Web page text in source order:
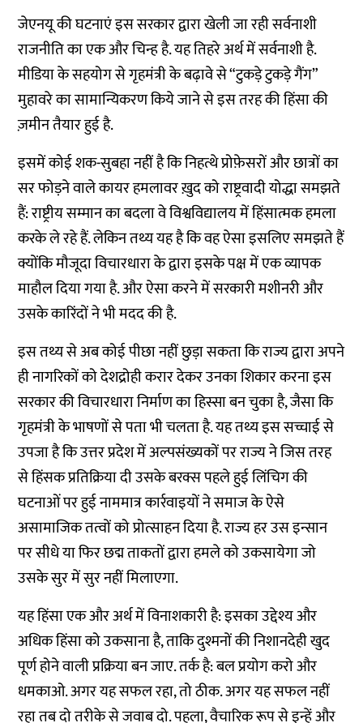
जेएनयू की घटनाएं इस सरकार द्वारा खेली जा रही सर्वनाशी
राजनीति का एक और चिन्ह है. यह तिहरे अर्थ में सर्वनाशी है.
मीडिया के सहयोग से गृहमंत्री के बढ़ावे से “टुकड़े टुकड़े गैंग”
मुहावरे का सामान्यिकरण किये जाने से इस तरह की हिंसा की
ज़मीन तैयार हुई है.
इसमें कोई शक-सुबहा नहीं है कि निहत्थे प्रोफ़ेसरों और छात्रों का
सर फोड़ने वाले कायर हमलावर ख़ुद को राष्ट्रवादी योद्धा समझते
हैं: राष्ट्रीय सम्मान का बदला वे विश्वविद्यालय में हिंसात्मक हमला
करके ले रहे हैं. लेकिन तथ्य यह है कि वह ऐसा इसलिए समझते हैं
क्योंकि मौजूदा विचारधारा के द्वारा इसके पक्ष में एक व्यापक
माहौल दिया गया है. और ऐसा करने में सरकारी मशीनरी और
उसके कारिंदों ने भी मदद की है.
इस तथ्य से अब कोई पीछा नहीं छुड़ा सकता कि राज्य द्वारा अपने
ही नागरिकों को देशद्रोही करार देकर उनका शिकार करना इस
सरकार की विचारधारा निर्माण का हिस्सा बन चुका है, जैसा कि
गृहमंत्री के भाषणों से पता भी चलता है. यह तथ्य इस सच्चाई से
उपजा है कि उत्तर प्रदेश में अल्पसंख्यकों पर राज्य ने जिस तरह
से हिंसक प्रतिक्रिया दी उसके बरक्स पहले हुई लिंचिग की
घटनाओं पर हुई नाममात्र कार्रवाइयों ने समाज के ऐसे
असामाजिक तत्वों को प्रोत्साहन दिया है. राज्य हर उस इन्सान
पर सीधे या फिर छद्म ताकतों द्वारा हमले को उकसायेगा जो
उसके सुर में सुर नहीं मिलाएगा.
यह हिंसा एक और अर्थ में विनाशकारी है: इसका उद्देश्य और
अधिक हिंसा को उकसाना है, ताकि दुश्मनों की निशानदेही खुद
पूर्ण होने वाली प्रक्रिया बन जाए. तर्क है: बल प्रयोग करो और
धमकाओ. अगर यह सफल रहा, तो ठीक. अगर यह सफल नहीं
रहा तब दो तरीके से जवाब दो. पहला, वैचारिक रूप से इन्हें और